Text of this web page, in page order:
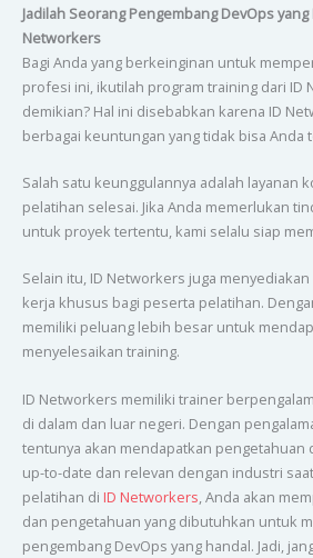
Jadilah Seorang Pengembang DevOps
Networkers
Bagi Anda yang berkeinginan untuk
profesi ini, ikutilah program training dari ID
demikian? Hal ini disebabkan karena ID
berbagai keuntungan yang tidak bisa Anda
Salah satu keunggulannya adalah layanan
pelatihan selesai. Jika Anda memerlukan
untuk proyek tertentu, kami selalu siap
Selain itu, ID Networkers juga
kerja khusus bagi peserta pelatihan.
memiliki peluang lebih besar untuk
menyelesaikan training.
ID Networkers memiliki trainer
di dalam dan luar negeri. Dengan
tentunya akan mendapatkan pengetahuan
up-to-date dan relevan dengan industri
pelatihan di ID Networkers, Anda akan
dan pengetahuan yang dibutuhkan untuk
pengembang DevOps yang handal. Jadi,